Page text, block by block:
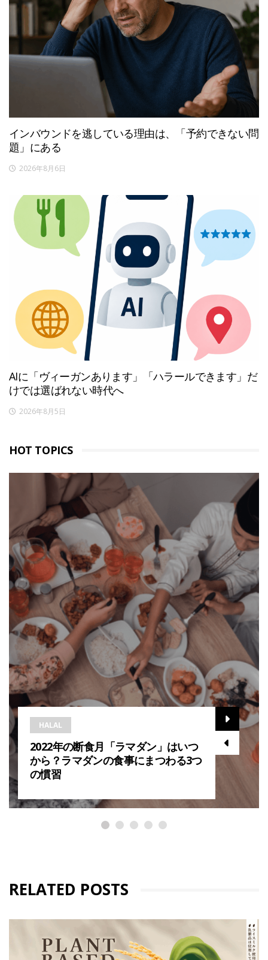
インバウンドを逃している理由は、「予約できない問
題」にある
2026年8月6日
AIに「ヴィーガンあります」「ハラールできます」だ
けでは選ばれない時代へ
2026年8月5日
HOT TOPICS
HALAL
2022年の断食月「ラマダン」はいつ
から？ラマダンの食事にまつわる3つ
の慣習
RELATED POSTS